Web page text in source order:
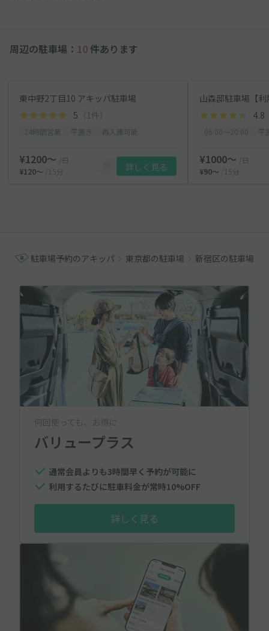
周辺の駐車場： 10 件あります
東中野2丁目10 アキッパ駐車場
5 （1件）
¥1200〜
/日
¥120〜
/15分 詳しく見る
山森邸駐車場【
4.8
¥1000〜
/日
¥90〜
/15分
駐車場予約のアキッパ 東京都の駐車場 新宿区の駐車場
何回使っても、お得に
バリュープラス
通常会員よりも3時間早く予約が可能に
利用するたびに駐車料金が常時10%OFF
詳しく見る